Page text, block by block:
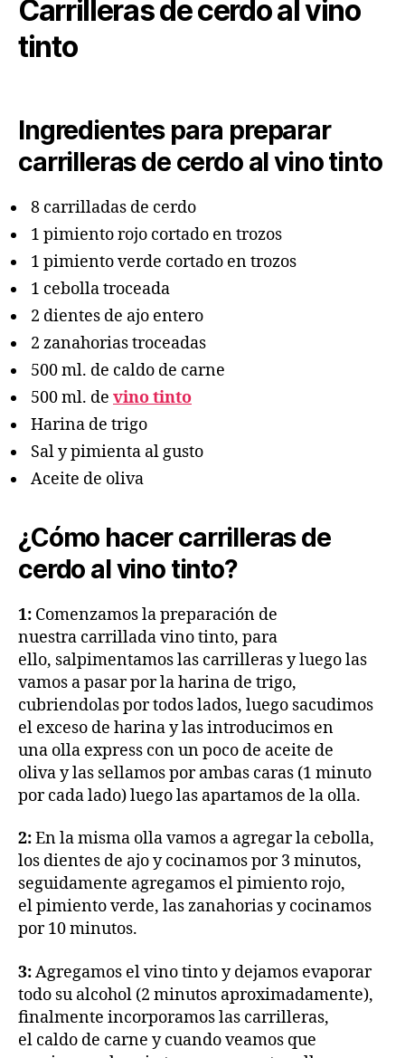
Carrilleras de cerdo al vino
tinto
Ingredientes para preparar
carrilleras de cerdo al vino tinto
8 carrilladas de cerdo
1 pimiento rojo cortado en trozos
1 pimiento verde cortado en trozos
1 cebolla troceada
2 dientes de ajo entero
2 zanahorias troceadas
500 ml. de caldo de carne
500 ml. de vino tinto
Harina de trigo
Sal y pimienta al gusto
Aceite de oliva
¿Cómo hacer carrilleras de
cerdo al vino tinto?
1: Comenzamos la preparación de
nuestra carrillada vino tinto, para
ello, salpimentamos las carrilleras y luego las
vamos a pasar por la harina de trigo,
cubriendolas por todos lados, luego sacudimos
el exceso de harina y las introducimos en
una olla express con un poco de aceite de
oliva y las sellamos por ambas caras (1 minuto
por cada lado) luego las apartamos de la olla.
2:En la misma olla vamos a agregar la cebolla,
los dientes de ajo y cocinamos por 3 minutos,
seguidamente agregamos el pimiento rojo,
el pimiento verde, las zanahorias y cocinamos
por 10 minutos.
3:Agregamos el vino tinto y dejamos evaporar
todo su alcohol (2 minutos aproximadamente),
finalmente incorporamos las carrilleras,
el caldo de carne y cuando veamos que